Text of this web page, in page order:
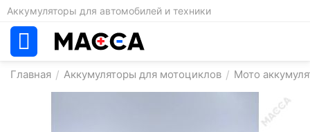
Аккумуляторы для автомобилей и техники
Главная / Аккумуляторы для мотоциклов / Мото